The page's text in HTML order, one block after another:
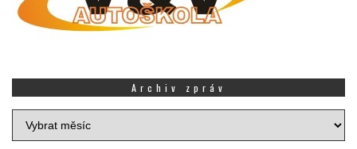
Archiv zpráv
Archiv
zpráv